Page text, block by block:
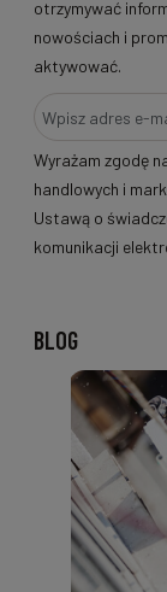
otrzymywać
nowościach i
aktywować.
Wyrażam zgodę
handlowych i
Ustawą o
komunikacji
BLOG